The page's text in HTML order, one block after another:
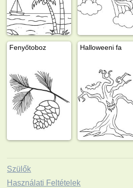
Fenyőtoboz Halloweeni fa
Szülők
Használati Feltételek